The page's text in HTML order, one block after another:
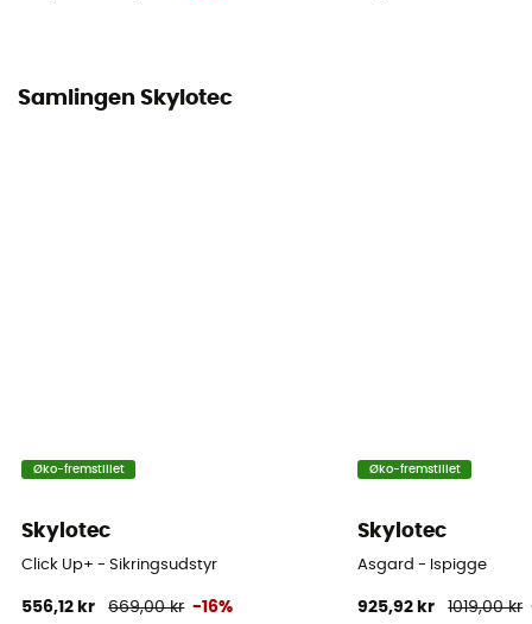
Samlingen Skylotec
Øko-fremstillet
Skylotec
Click Up+ - Sikringsudstyr
556,12 kr 669,00 kr -16%
Øko-fremstillet
Skylotec
Asgard - Ispigge
925,92 kr 1019,00 kr